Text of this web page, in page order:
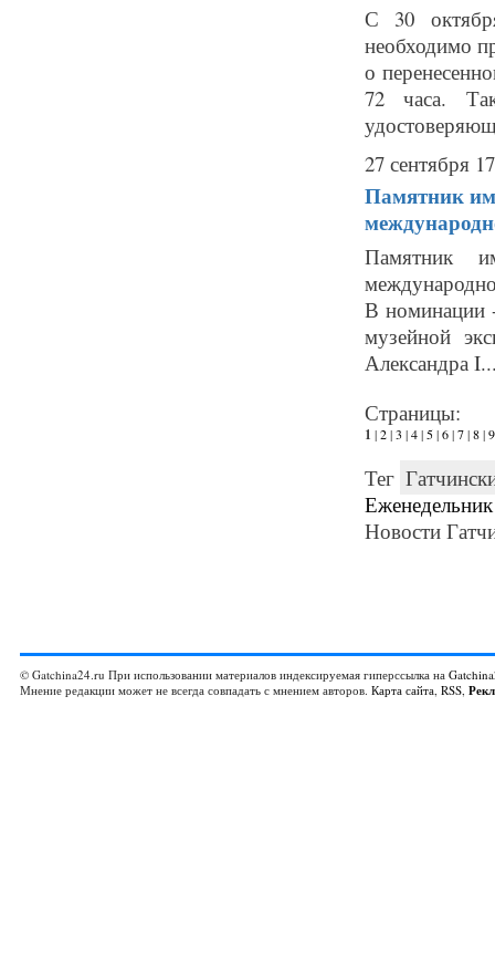
С 30
необходимо
о
72 часа.
27 сентября
Памятник
Памятник
В номинации
музейной
Александра
Страницы:
1 |2|3 |4| 5|6|7|8|9
Тег
Новости
© Gatchina24.ru При использовании материалов индексируемая гиперссылка на
Мнение редакции может не всегда совпадать с мнением авторов. Карта сайта, RSS,